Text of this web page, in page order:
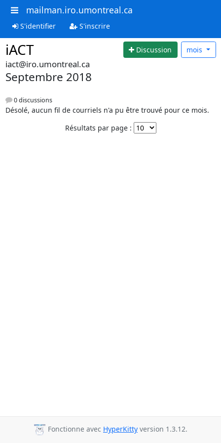
mailman.iro.umontreal.ca
S'identifier S'inscrire
iACT Discussion mois
iact@iro.umontreal.ca
Septembre 2018
0 discussions
Désolé, aucun fil de courriels n'a pu être trouvé pour ce mois.
Résultats par page :
Fonctionne avec HyperKitty version 1.3.12.